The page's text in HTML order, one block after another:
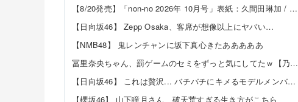
【8/20発売】「non-no 2026年 10月号」表紙：久間田琳加 / Hearts2Hearts
【日向坂46】 Zepp Osaka、客席が想像以上にヤバい…
【NMB48】 鬼レンチャンに坂下真心きたあああああ
冨里奈央ちゃん、罰ゲームのセミをずっと気にしてたｗ【乃木坂46】
【日向坂46】 これは贅沢... バチバチにキメるモデルメンバーこちら
【櫻坂46】 山下瞳月さん、破天荒すぎる生き方がこちら